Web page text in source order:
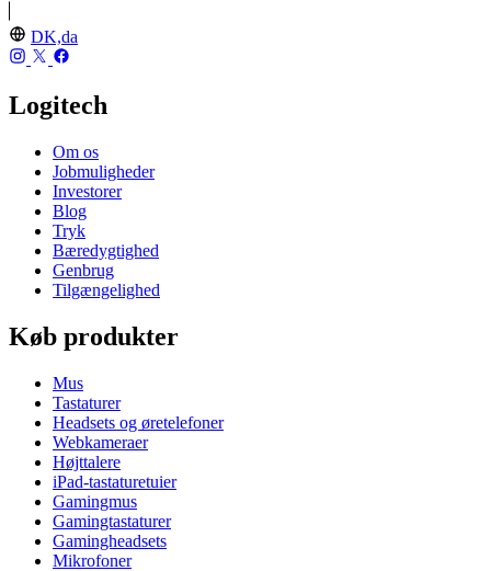
DK,da
Logitech
Om os
Jobmuligheder
Investorer
Blog
Tryk
Bæredygtighed
Genbrug
Tilgængelighed
Køb produkter
Mus
Tastaturer
Headsets og øretelefoner
Webkameraer
Højttalere
iPad-tastaturetuier
Gamingmus
Gamingtastaturer
Gamingheadsets
Mikrofoner